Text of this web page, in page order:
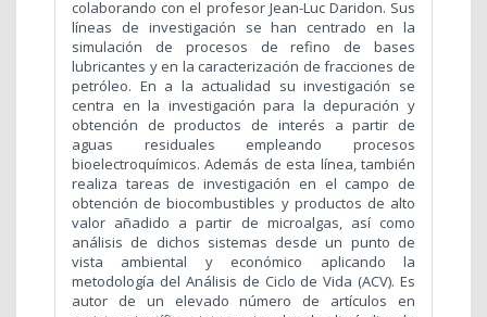
colaborando con el profesor Jean-Luc Daridon. Sus
líneas de investigación se han centrado en la
simulación de procesos de refino de bases
lubricantes y en la caracterización de fracciones de
petróleo. En a la actualidad su investigación se
centra en la investigación para la depuración y
obtención de productos de interés a partir de
aguas residuales empleando procesos
bioelectroquímicos. Además de esta línea, también
realiza tareas de investigación en el campo de
obtención de biocombustibles y productos de alto
valor añadido a partir de microalgas, así como
análisis de dichos sistemas desde un punto de
vista ambiental y económico aplicando la
metodología del Análisis de Ciclo de Vida (ACV). Es
autor de un elevado número de artículos en